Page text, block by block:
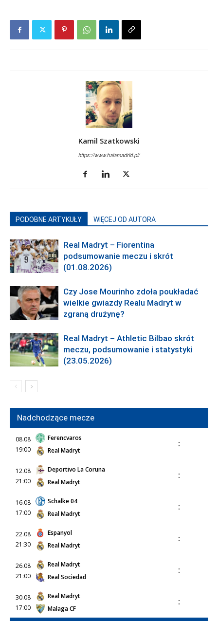
Kamil Szatkowski
https://www.halamadrid.pl/
PODOBNE ARTYKUŁY WIĘCEJ OD AUTORA
Real Madryt – Fiorentina
podsumowanie meczu i skrót
(01.08.2026)
Czy Jose Mourinho zdoła poukładać
wielkie gwiazdy Realu Madryt w
zgraną drużynę?
Real Madryt – Athletic Bilbao skrót
meczu, podsumowanie i statystyki
(23.05.2026)
Nadchodzące mecze
08.08
19:00
Ferencvaros
Real Madryt
:
12.08
21:00
Deportivo La Coruna
Real Madryt
:
16.08
17:00
Schalke 04
Real Madryt
:
22.08
21:30
Espanyol
Real Madryt
:
26.08
21:00
Real Madryt
Real Sociedad
:
30.08
17:00
Real Madryt
Malaga CF
: